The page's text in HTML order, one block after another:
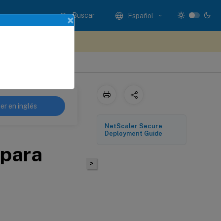
Buscar Español
en inglés
>
NetScaler Secure
Deployment Guide
×